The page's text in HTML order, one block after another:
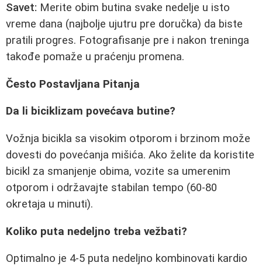
Savet: Merite obim butina svake nedelje u isto
vreme dana (najbolje ujutru pre doručka) da biste
pratili progres. Fotografisanje pre i nakon treninga
takođe pomaže u praćenju promena.
Često Postavljana Pitanja
Da li biciklizam povećava butine?
Vožnja bicikla sa visokim otporom i brzinom može
dovesti do povećanja mišića. Ako želite da koristite
bicikl za smanjenje obima, vozite sa umerenim
otporom i održavajte stabilan tempo (60-80
okretaja u minuti).
Koliko puta nedeljno treba vežbati?
Optimalno je 4-5 puta nedeljno kombinovati kardio